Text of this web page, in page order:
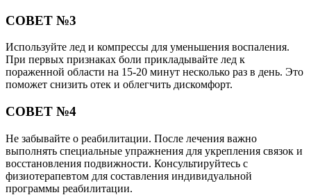
СОВЕТ №3
Используйте лед и компрессы для уменьшения воспаления.
При первых признаках боли прикладывайте лед к
пораженной области на 15-20 минут несколько раз в день. Это
поможет снизить отек и облегчить дискомфорт.
СОВЕТ №4
Не забывайте о реабилитации. После лечения важно
выполнять специальные упражнения для укрепления связок и
восстановления подвижности. Консультируйтесь с
физиотерапевтом для составления индивидуальной
программы реабилитации.